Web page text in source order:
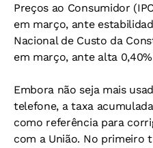
Preços ao Consumidor
em março, ante
Nacional de Custo da
em março, ante alta
Embora não seja mais
telefone, a taxa
como referência para
com a União. No primeiro